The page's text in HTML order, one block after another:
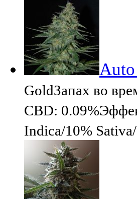
Auto
GoldЗапах во
CBD:
Indica/10%